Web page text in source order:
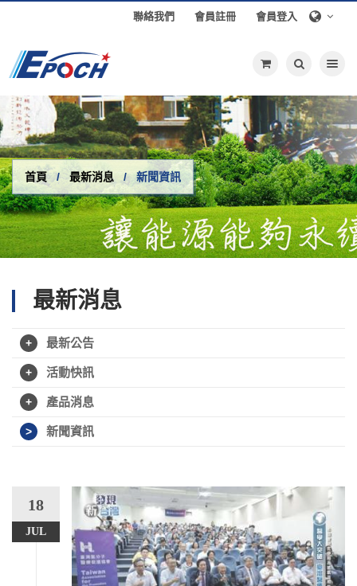
會員登入
會員註冊
聯絡我們
首頁 最新消息 新聞資訊
最新消息
最新公告
活動快訊
產品消息
新聞資訊
18
JUL